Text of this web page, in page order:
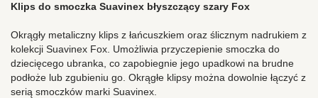
Klips do smoczka Suavinex błyszczący szary Fox
Okrągły metaliczny klips z łańcuszkiem oraz ślicznym nadrukiem z
kolekcji Suavinex Fox. Umożliwia przyczepienie smoczka do
dziecięcego ubranka, co zapobiegnie jego upadkowi na brudne
podłoże lub zgubieniu go. Okrągłe klipsy można dowolnie łączyć z
serią smoczków marki Suavinex.